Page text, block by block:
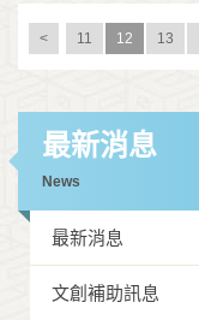
< 11 12 13
最新消息
News
最新消息
文創補助訊息